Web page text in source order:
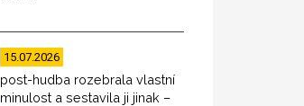
15.07.2026
post-hudba rozebrala vlastní
minulost a sestavila ji jinak –